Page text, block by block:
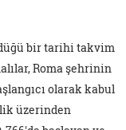
bir tarihi takvim
Roma şehrinin
olarak kabul
üzerinden